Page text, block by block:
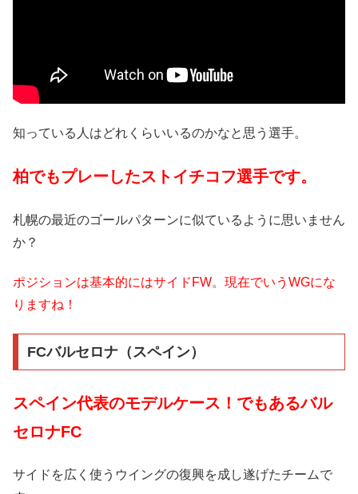
知っている人はどれくらいいるのかなと思う選手。
柏でもプレーしたストイチコフ選手です。
札幌の最近のゴールパターンに似ているように思いません
か？
ポジションは基本的にはサイドFW。現在でいうWGにな
りますね！
FCバルセロナ（スペイン）
スペイン代表のモデルケース！でもあるバル
セロナFC
サイドを広く使うウイングの復興を成し遂げたチームで